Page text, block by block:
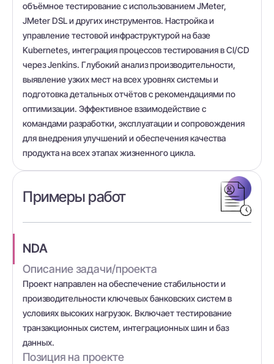
объёмное тестирование с использованием JMeter,
JMeter DSL и других инструментов. Настройка и
управление тестовой инфраструктурой на базе
Kubernetes, интеграция процессов тестирования в CI/CD
через Jenkins. Глубокий анализ производительности,
выявление узких мест на всех уровнях системы и
подготовка детальных отчётов с рекомендациями по
оптимизации. Эффективное взаимодействие с
командами разработки, эксплуатации и сопровождения
для внедрения улучшений и обеспечения качества
продукта на всех этапах жизненного цикла.
Примеры работ
NDA
Описание задачи/проекта
Проект направлен на обеспечение стабильности и
производительности ключевых банковских систем в
условиях высоких нагрузок. Включает тестирование
транзакционных систем, интеграционных шин и баз
данных.
Позиция на проекте